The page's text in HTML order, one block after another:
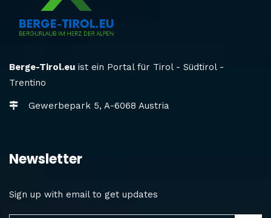
Berge-Tirol.eu ist ein Portal für Tirol - Südtirol -
Trentino
Gewerbepark 5, A-6068 Austria
Newsletter
Sign up with email to get updates